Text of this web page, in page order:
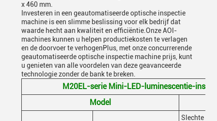
x 460 mm.
Investeren in een geautomatiseerde optische inspectie
machine is een slimme beslissing voor elk bedrijf dat
waarde hecht aan kwaliteit en efficiëntie.Onze AOI-
machines kunnen u helpen productiekosten te verlagen
en de doorvoer te verhogenPlus, met onze concurrerende
geautomatiseerde optische inspectie machine prijs, kunt
u genieten van alle voordelen van deze geavanceerde
technologie zonder de bank te breken.
M20EL-serie Mini-LED-luminescentie-
Model
Slechte